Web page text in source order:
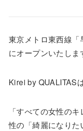
東京メトロ東西線「
にオープンいたしま
Kirei by QUALITASは
「すべての女性の
性の「綺麗になりた